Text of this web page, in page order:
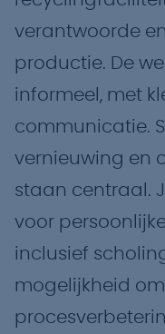
verantwoorde
productie. De
informeel, met
communicatie.
vernieuwing en
staan centraal.
voor
inclusief
mogelijkheid